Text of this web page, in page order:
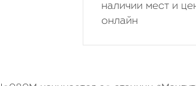
наличии мест и
онлайн